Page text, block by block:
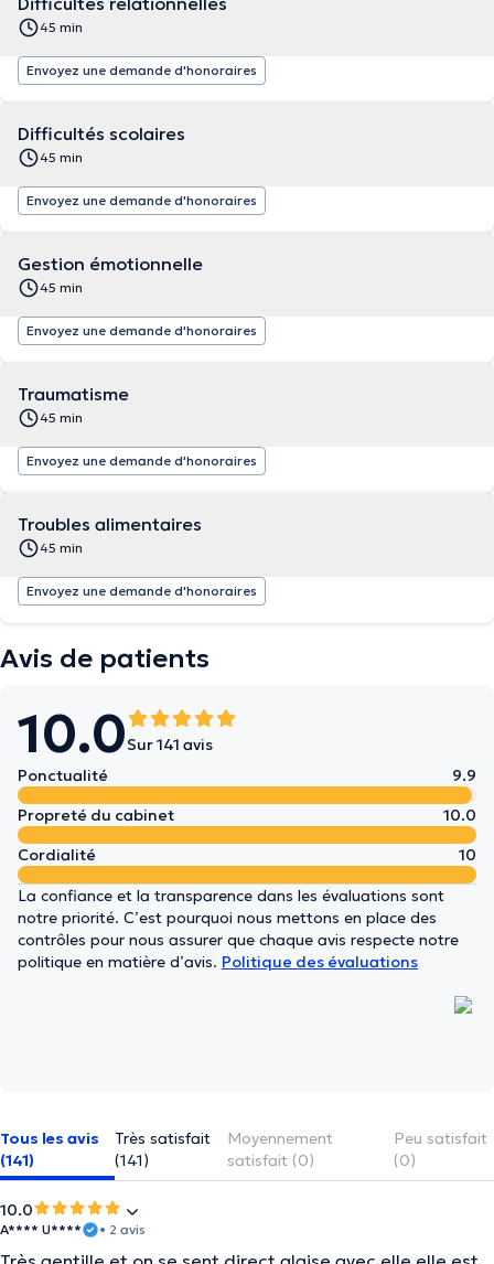
45 min
Envoyez une demande d'honoraires
Difficultés scolaires
45 min
Envoyez une demande d'honoraires
Gestion émotionnelle
45 min
Envoyez une demande d'honoraires
Traumatisme
45 min
Envoyez une demande d'honoraires
Troubles alimentaires
45 min
Envoyez une demande d'honoraires
Avis de patients
10.0Sur 141 avis
Ponctualité
9.9
Propreté du cabinet
10.0
Cordialité
10
La confiance et la transparence dans les évaluations sont
notre priorité. C’est pourquoi nous mettons en place des
contrôles pour nous assurer que chaque avis respecte notre
politique en matière d’avis. Politique des évaluations
Tous les avis
(141)
Très satisfait
(141)
Moyennement
satisfait (0)
Peu satisfait
(0)
10.0
A**** U**** • 2 avis